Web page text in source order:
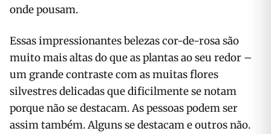
onde pousam.
Essas impressionantes belezas cor-de-rosa são
muito mais altas do que as plantas ao seu redor –
um grande contraste com as muitas flores
silvestres delicadas que dificilmente se notam
porque não se destacam. As pessoas podem ser
assim também. Alguns se destacam e outros não.